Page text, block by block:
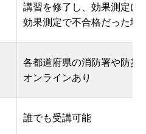
講習を修了し、効果測定に
効果測定で不合格だった場
各都道府県の消防署や防災
オンラインあり
誰でも受講可能